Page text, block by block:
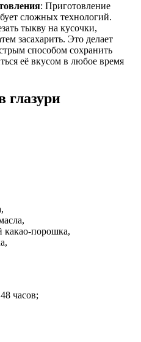
: Приготовление
сложных технологий.
тыкву на кусочки,
засахарить. Это делает
способом сохранить
её вкусом в любое время
какао-порошка,
48 часов;